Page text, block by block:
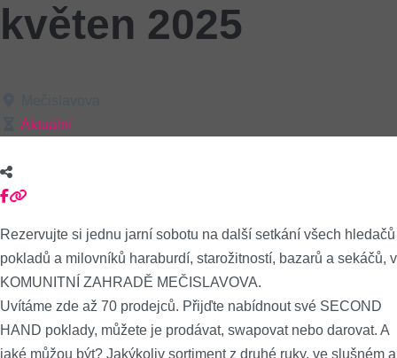
květen 2025
Aktuální
Rezervujte si jednu jarní sobotu na další setkání všech hledačů
pokladů a milovníků haraburdí, starožitností, bazarů a sekáčů, v
KOMUNITNÍ ZAHRADĚ MEČISLAVOVA.
Uvítáme zde až 70 prodejců. Přijďte nabídnout své SECOND
HAND poklady, můžete je prodávat, swapovat nebo darovat. A
jaké můžou být? Jakýkoliv sortiment z druhé ruky, ve slušném a